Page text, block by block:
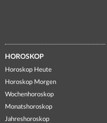
HOROSKOP
Horoskop Heute
Horoskop Morgen
Wochenhoroskop
Monatshoroskop
Jahreshoroskop